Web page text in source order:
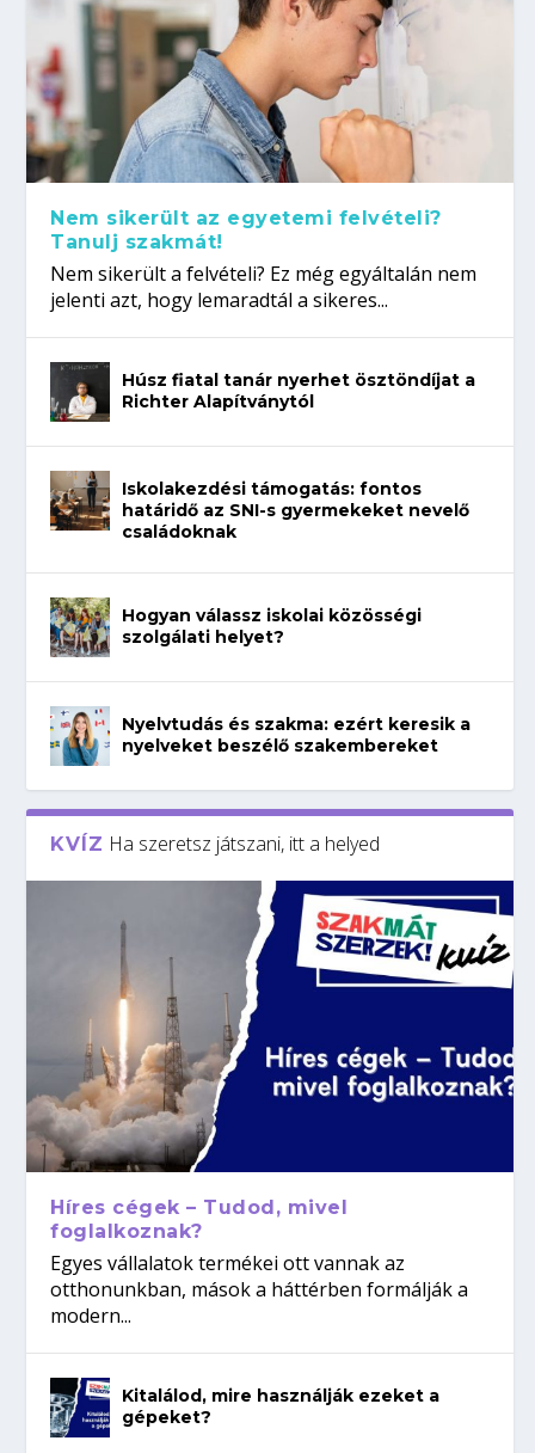
Nem sikerült az egyetemi felvételi?
Tanulj szakmát!
Nem sikerült a felvételi? Ez még egyáltalán nem
jelenti azt, hogy lemaradtál a sikeres...
Húsz fiatal tanár nyerhet ösztöndíjat a
Richter Alapítványtól
Iskolakezdési támogatás: fontos
határidő az SNI-s gyermekeket nevelő
családoknak
Hogyan válassz iskolai közösségi
szolgálati helyet?
Nyelvtudás és szakma: ezért keresik a
nyelveket beszélő szakembereket
KVÍZ Ha szeretsz játszani, itt a helyed
Híres cégek – Tudod, mivel
foglalkoznak?
Egyes vállalatok termékei ott vannak az
otthonunkban, mások a háttérben formálják a
modern...
Kitalálod, mire használják ezeket a
gépeket?